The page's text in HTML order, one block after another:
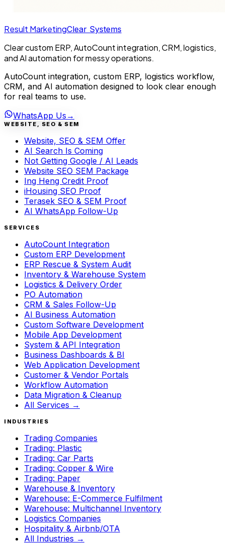
Result MarketingClear Systems
Clear custom ERP, AutoCount integration, CRM, logistics,
and AI automation for messy operations.
AutoCount integration, custom ERP, logistics workflow,
CRM, and AI automation designed to look clear enough
for real teams to use.
WhatsApp Us →
WEBSITE, SEO & SEM
Website, SEO & SEM Offer
AI Search Is Coming
Not Getting Google / AI Leads
Website SEO SEM Package
Ing Heng Credit Proof
iHousing SEO Proof
Terasek SEO & SEM Proof
AI WhatsApp Follow-Up
SERVICES
AutoCount Integration
Custom ERP Development
ERP Rescue & System Audit
Inventory & Warehouse System
Logistics & Delivery Order
PO Automation
CRM & Sales Follow-Up
AI Business Automation
Custom Software Development
Mobile App Development
System & API Integration
Business Dashboards & BI
Web Application Development
Customer & Vendor Portals
Workflow Automation
Data Migration & Cleanup
All Services →
INDUSTRIES
Trading Companies
Trading: Plastic
Trading: Car Parts
Trading: Copper & Wire
Trading: Paper
Warehouse & Inventory
Warehouse: E-Commerce Fulfilment
Warehouse: Multichannel Inventory
Logistics Companies
Hospitality & Airbnb/OTA
All Industries →